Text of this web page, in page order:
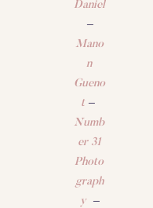
Daniel
–
Mano
n
Gueno
t –
Numb
er 31
Photo
graph
y–